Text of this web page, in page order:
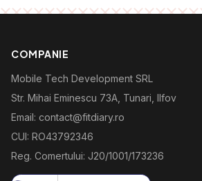
COMPANIE
Mobile Tech Development SRL
Str. Mihai Eminescu 73A, Tunari, Ilfov
Email: contact@fitdiary.ro
CUI: RO43792346
Reg. Comertului: J20/1001/173236